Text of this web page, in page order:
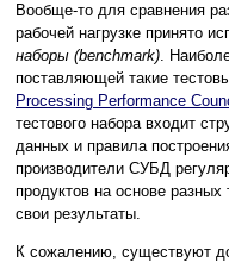
Вообще-то для сравнения
рабочей нагрузке принято
наборы (benchmark).
поставляющей такие
Processing Performance
тестового набора входит
данных и правила
производители СУБД
продуктов на основе
свои результаты.
К сожалению, существуют